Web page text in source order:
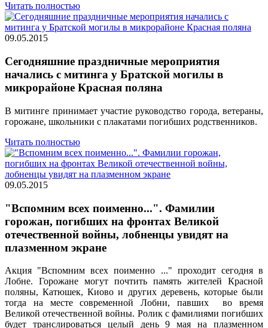
Читать полностью
09.05.2015
Сегодняшние праздничные мероприятия
начались с митинга у Братской могилы в
микрорайоне Красная поляна
В митинге принимает участие руководство города, ветераны,
горожане, школьники с плакатами погибших родственников.
Читать полностью
09.05.2015
"Вспомним всех поименно...". Фамилии
горожан, погибших на фронтах Великой
отечественной войны, лобненцы увидят на
плазменном экране
Акция "Вспомним всех поименно ..." проходит сегодня в
Лобне. Горожане могут почтить память жителей Красной
поляны, Катюшек, Киово и других деревень, которые были
тогда на месте современной Лобни, павших во время
Великой отечественной войны. Ролик с фамилиями погибших
будет транслироваться целый день 9 мая на плазменном